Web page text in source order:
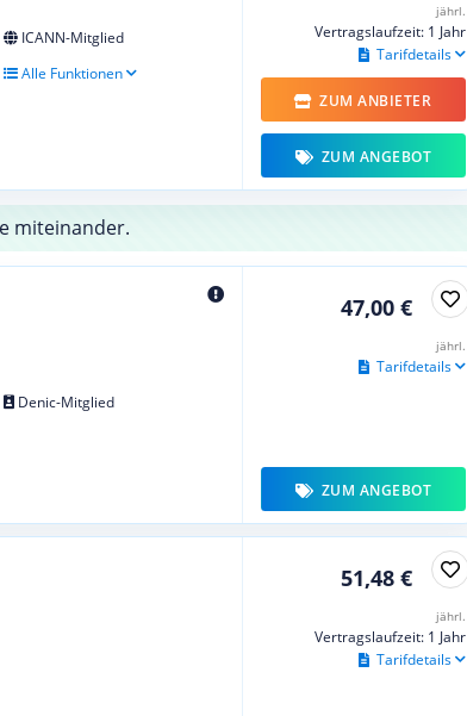
ICANN-Mitglied
Alle Funktionen
jährl.
Vertragslaufzeit: 1 Jahr
Tarifdetails
ZUM ANBIETER
ZUM ANGEBOT
miteinander.
Denic-Mitglied
47,00 €
jährl.
Tarifdetails
ZUM ANGEBOT
51,48 €
jährl.
Vertragslaufzeit: 1 Jahr
Tarifdetails